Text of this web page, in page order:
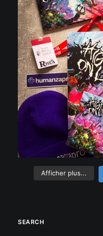
Afficher plus...
SEARCH